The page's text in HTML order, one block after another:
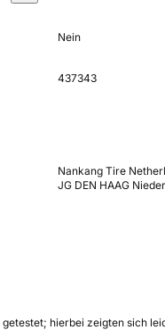
Nein
437343
Nankang Tire
JG DEN HAAG
hierbei zeigten sich